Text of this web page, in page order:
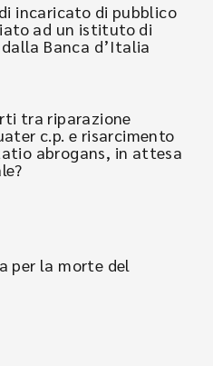
incaricato di pubblico
ad un istituto di
Banca d’Italia
tra riparazione
c.p. e risarcimento
abrogans, in attesa
per la morte del